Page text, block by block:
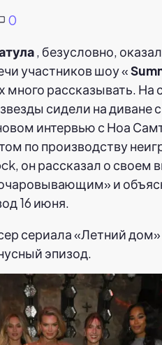
0
, безусловно,
участников шоу «
много рассказывать. На
сидели на диване
интервью с Ноа
по производству
он рассказал о своем
и
16 июня.
сериала «Летний дом»
эпизод.